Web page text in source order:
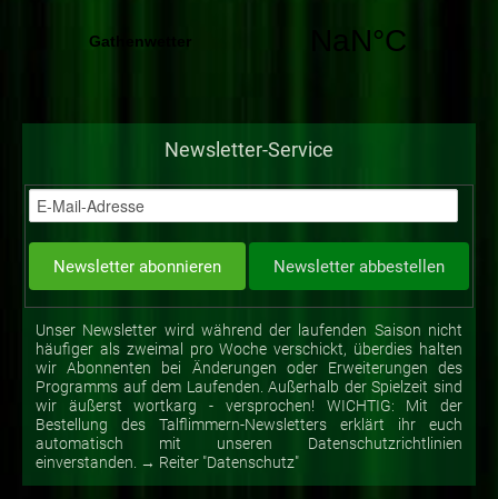
Newsletter-Service
Unser Newsletter wird während der laufenden Saison nicht
häufiger als zweimal pro Woche verschickt, überdies halten
wir Abonnenten bei Änderungen oder Erweiterungen des
Programms auf dem Laufenden. Außerhalb der Spielzeit sind
wir äußerst wortkarg - versprochen! WICHTIG: Mit der
Bestellung des Talflimmern-Newsletters erklärt ihr euch
automatisch mit unseren Datenschutzrichtlinien
einverstanden. → Reiter "Datenschutz"